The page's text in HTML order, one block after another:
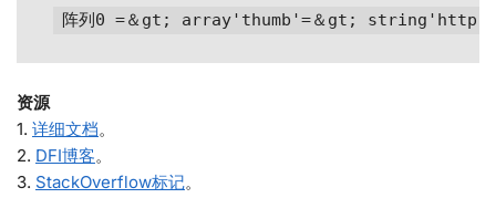
阵列0 =＆gt; array'thumb'=＆gt; string'http
资源
1. 详细文档。
2. DFI博客。
3. StackOverflow标记。